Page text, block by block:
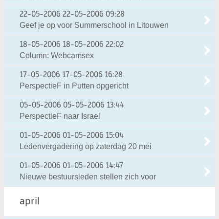
22-05-2006 22-05-2006 09:28
Geef je op voor Summerschool in Litouwen
18-05-2006 18-05-2006 22:02
Column: Webcamsex
17-05-2006 17-05-2006 16:28
PerspectieF in Putten opgericht
05-05-2006 05-05-2006 13:44
PerspectieF naar Israel
01-05-2006 01-05-2006 15:04
Ledenvergadering op zaterdag 20 mei
01-05-2006 01-05-2006 14:47
Nieuwe bestuursleden stellen zich voor
april